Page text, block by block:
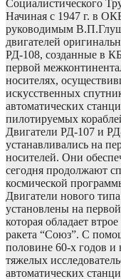
Социалистического
Начиная с 1947 г. в
руководимым
двигателей
РД-108, созданные в
первой
носителях,
искусственных
автоматических
пилотируемых
Двигатели РД-107 и
устанавливались на
носителей. Они
сегодня продолжают
космической
Двигатели нового
установлены на
которая обладает
ракета “Союз”. С
половине 60-х годов и
тяжелых
автоматических